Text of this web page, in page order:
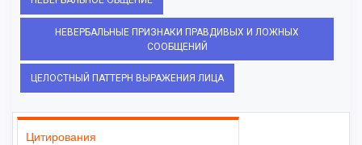
НЕВЕРБАЛЬНЫЕ ПРИЗНАКИ ПРАВДИВЫХ И ЛОЖНЫХ
СООБЩЕНИЙ
ЦЕЛОСТНЫЙ ПАТТЕРН ВЫРАЖЕНИЯ ЛИЦА
Цитирования